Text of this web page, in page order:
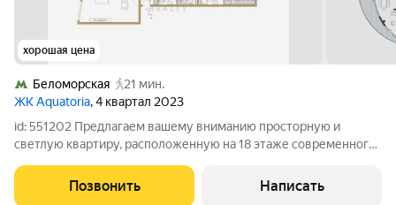
хорошая цена
Беломорская
21 мин.
ЖК Aquatoria, 4 квартал 2023
id: 551202 Предлагаем вашему вниманию просторную и
светлую квартиру, расположенную на 18 этаже современного
Москвы. Общая площадь квартиры составляет 183.60 м, что
делает ее идеальным выбором как
Позвонить Написать